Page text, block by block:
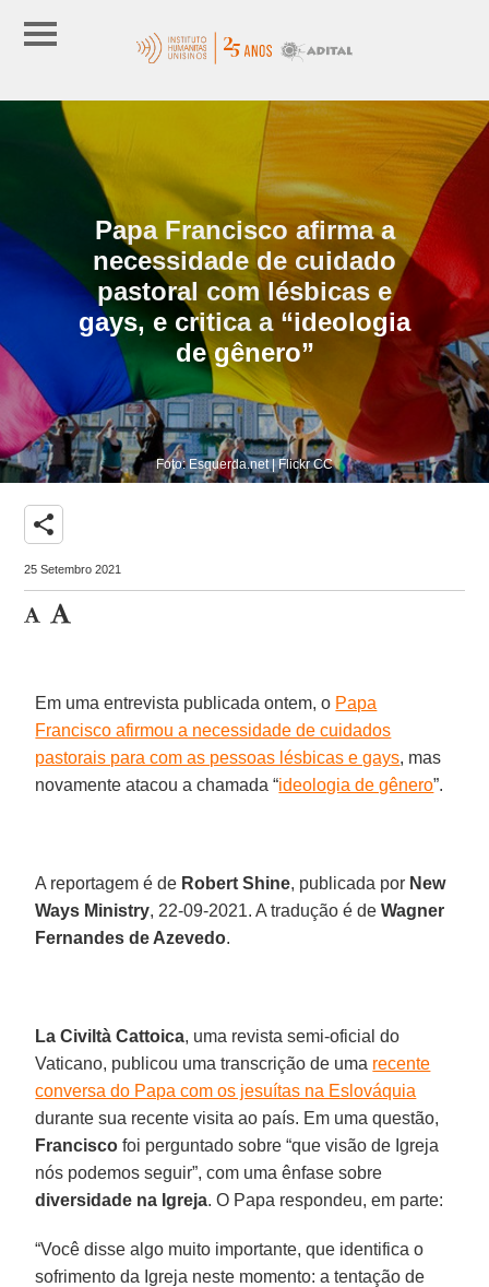
Papa Francisco afirma a
necessidade de cuidado
pastoral com lésbicas e
gays, e critica a “ideologia
de gênero”
Foto: Esquerda.net | Flickr CC
share
25 Setembro 2021
Em uma entrevista publicada ontem, o Papa
Francisco afirmou a necessidade de cuidados
pastorais para com as pessoas lésbicas e gays, mas
novamente atacou a chamada “ideologia de gênero”.
A reportagem é de Robert Shine, publicada por New
Ways Ministry, 22-09-2021. A tradução é deWagner
Fernandes de Azevedo.
La Civiltà Cattoica, uma revista semi-oficial do
Vaticano, publicou uma transcrição de uma recente
conversa do Papa com os jesuítas na Eslováquia
durante sua recente visita ao país. Em uma questão,
Francisco foi perguntado sobre “que visão de Igreja
nós podemos seguir”, com uma ênfase sobre
diversidade na Igreja. O Papa respondeu, em parte:
“Você disse algo muito importante, que identifica o
sofrimento da Igreja neste momento: a tentação de